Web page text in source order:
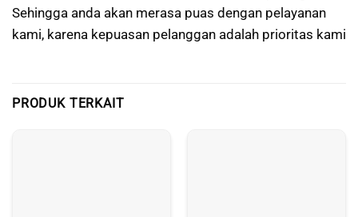
Sehingga anda akan merasa puas dengan pelayanan
kami, karena kepuasan pelanggan adalah prioritas kami
PRODUK TERKAIT